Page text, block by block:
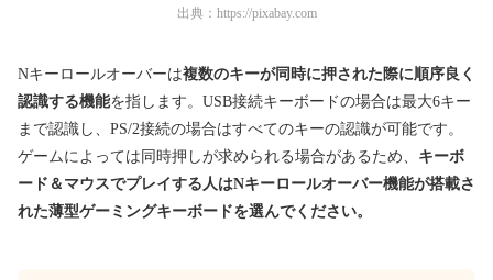
出典： https://pixabay.com
Nキーロールオーバーは複数のキーが同時に押された際に順序良く
認識する機能を指します。USB接続キーボードの場合は最大6キー
まで認識し、PS/2接続の場合はすべてのキーの認識が可能です。
ゲームによっては同時押しが求められる場合があるため、 キーボ
ード＆マウスでプレイする人はNキーロールオーバー機能が搭載さ
れた薄型ゲーミングキーボードを選んでください。